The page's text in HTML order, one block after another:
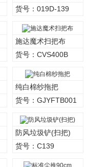
货号：019D-139
施达魔术扫把布
货号：CVS400B
纯白棉纱拖把
货号：GJYFTB001
防风垃圾铲(扫把)
货号：C139